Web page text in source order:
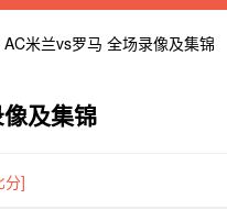
米兰vs罗马 全场录像及集锦
及集锦
分]